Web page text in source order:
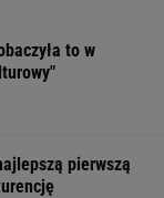
to w
pierwszą